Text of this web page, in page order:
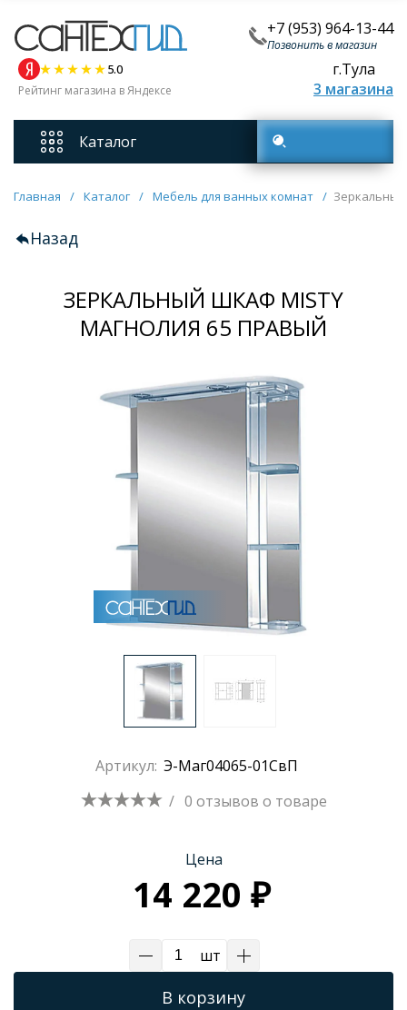
+7 (953) 964-13-44
Позвонить в магазин
5.0
Рейтинг магазина в Яндексе
г.Тула
3 магазина
Каталог
Смесители
Унитазы
Мебель для ванных комнат
Кухонные мойки
Душевые кабины
Полотенцесушители
Аксессуары для ванных комнат
Душевые поддоны
Душевые уголки и ограждения
Главная / Каталог / Мебель для ванных комнат /
Назад
ЗЕРКАЛЬНЫЙ ШКАФ MISTY
МАГНОЛИЯ 65 ПРАВЫЙ
Артикул: Э-Маг04065-01СвП
/ 0 отзывов о товаре
Цена
14 220 ₽
шт
В корзину